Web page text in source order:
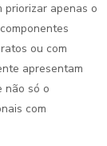
priorizar apenas o
ou com
apresentam
não só o
com